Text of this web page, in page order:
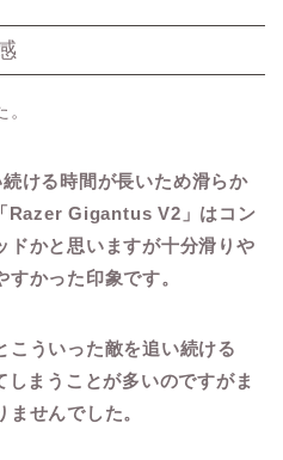
ける時間が長いため滑らか
Razer Gigantus V2」はコン
ドかと思いますが十分滑りや
かった印象です。
こういった敵を追い続ける
まうことが多いのですがま
せんでした。